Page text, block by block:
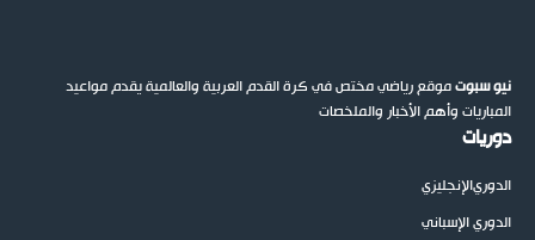
نيو سبوتموقع رياضي مختص في كرة القدم العربية والعالمية يقدم مواعيد
المباريات وأهم الأخبار والملخصات
دوريات
الدوريالإنجليزي
الدوري الإسباني